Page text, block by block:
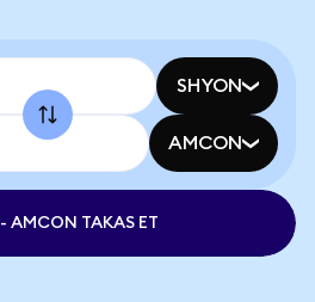
SHYON
AMCON
AMCON TAKAS ET